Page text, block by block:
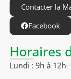
Contacter la
Facebook
Horaires
Lundi : 9h à 12h